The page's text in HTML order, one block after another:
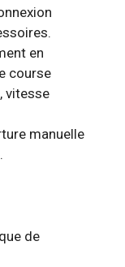
en
course
vitesse
manuelle
de